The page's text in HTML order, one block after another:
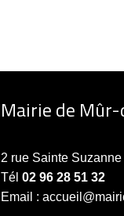
Mairie de
2 rue Sainte
Tél 02 96 28 51 32
Email :